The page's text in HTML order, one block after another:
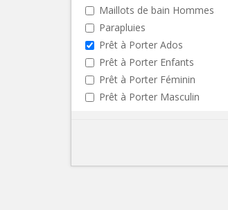
Maillots de bain Hommes
Parapluies
Prêt à Porter Ados
Prêt à Porter Enfants
Prêt à Porter Féminin
Prêt à Porter Masculin